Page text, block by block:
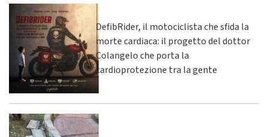
DefibRider, il motociclista che sfida la
morte cardiaca: il progetto del dottor
Colangelo che porta la
cardioprotezione tra la gente